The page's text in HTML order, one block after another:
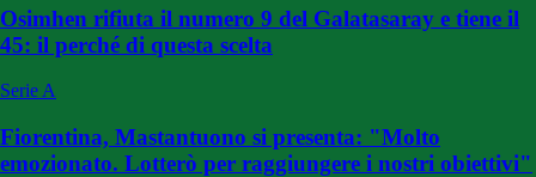
Osimhen rifiuta il numero 9 del Galatasaray e tiene il
45: il perché di questa scelta
Serie A
Fiorentina, Mastantuono si presenta: "Molto
emozionato. Lotterò per raggiungere i nostri obiettivi"